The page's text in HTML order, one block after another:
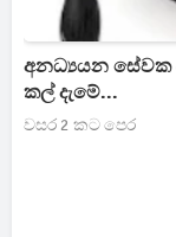
අනධ්‍යයන සේවක
කල් දැමේ...
වසර 2 කට පෙර